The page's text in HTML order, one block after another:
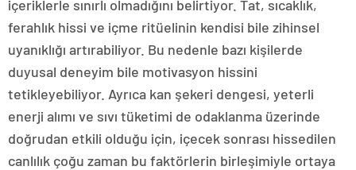
içeriklerle sınırlı olmadığını belirtiyor. Tat, sıcaklık,
ferahlık hissi ve içme ritüelinin kendisi bile zihinsel
uyanıklığı artırabiliyor. Bu nedenle bazı kişilerde
duyusal deneyim bile motivasyon hissini
tetikleyebiliyor. Ayrıca kan şekeri dengesi, yeterli
enerji alımı ve sıvı tüketimi de odaklanma üzerinde
doğrudan etkili olduğu için, içecek sonrası hissedilen
canlılık çoğu zaman bu faktörlerin birleşimiyle ortaya